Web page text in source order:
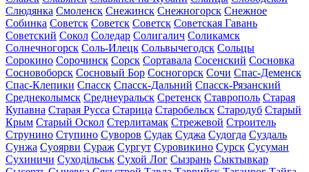
Слюдянка Смоленск Снежинск Снежногорск Снежное
Собинка Советск Советск Советск Советская Гавань
Советский Сокол Соледар Солигалич Соликамск
Солнечногорск Соль-Илецк Сольвычегодск Сольцы
Сорокино Сорочинск Сорск Сортавала Сосенский Сосновка
Сосновоборск Сосновый Бор Сосногорск Сочи Спас-Деменск
Спас-Клепики Спасск Спасск-Дальний Спасск-Рязанский
Среднеколымск Среднеуральск Сретенск Ставрополь Старая
Купавна Старая Русса Старица Старобельск Стародуб Старый
Крым Старый Оскол Стерлитамак Стрежевой Строитель
Струнино Ступино Суворов Судак Суджа Судогда Суздаль
Сунжа Суоярви Сураж Сургут Суровикино Сурск Сусуман
Сухиничи Суходільськ Сухой Лог Сызрань Сыктывкар